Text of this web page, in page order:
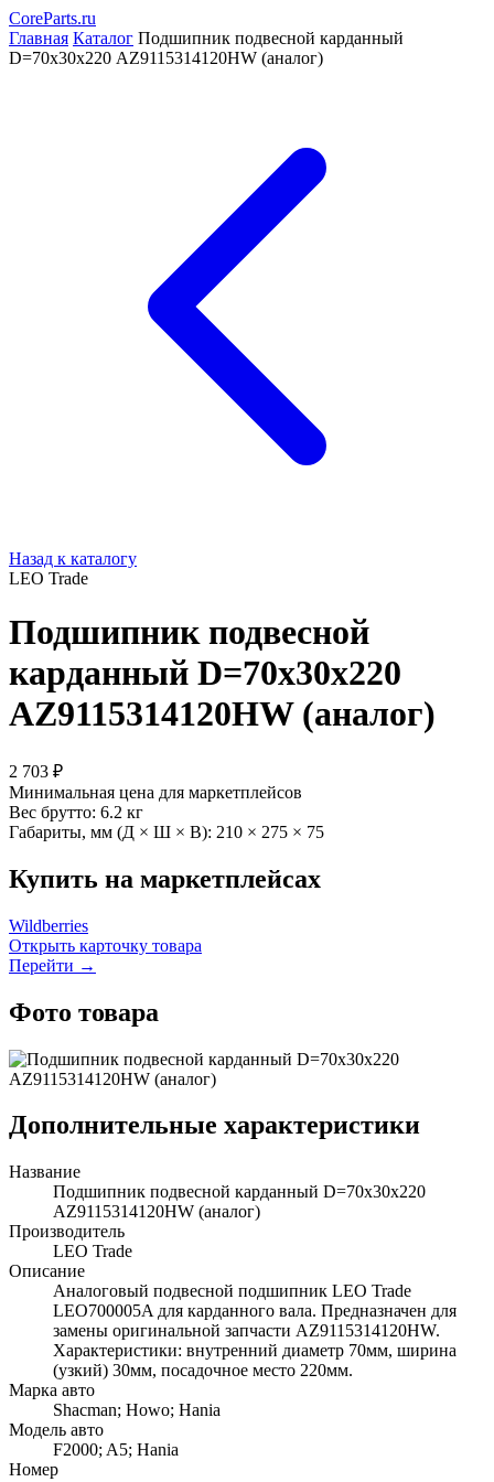
CoreParts.ru
Главная Каталог Подшипник подвесной карданный
D=70х30х220 AZ9115314120HW (аналог)
Назад к каталогу
LEO Trade
Подшипник подвесной
карданный D=70х30х220
AZ9115314120HW (аналог)
2 703 ₽
Минимальная цена для маркетплейсов
Вес брутто: 6.2 кг
Габариты, мм (Д × Ш × В): 210 × 275 × 75
Купить на маркетплейсах
Wildberries
Открыть карточку товара
Перейти →
Фото товара
Дополнительные характеристики
Название
Подшипник подвесной карданный D=70х30х220
AZ9115314120HW (аналог)
Производитель
LEO Trade
Описание
Аналоговый подвесной подшипник LEO Trade
LEO700005A для карданного вала. Предназначен для
замены оригинальной запчасти AZ9115314120HW.
Характеристики: внутренний диаметр 70мм, ширина
(узкий) 30мм, посадочное место 220мм.
Марка авто
Shacman; Howo; Hania
Модель авто
F2000; A5; Hania
Номер